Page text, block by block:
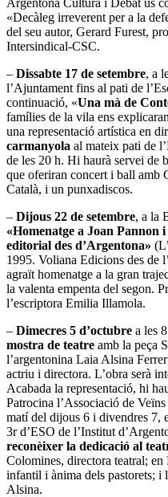
«Decàleg irreverent per a la
del seu autor, Gerard Furest,
Intersindical-CSC.
– Dissabte 17 de setembre, a
l’Ajuntament fins al pati de
continuació, «Una mà de
famílies de la vila ens
una representació artística en
carmanyola al mateix pati de
de les 20 h. Hi haurà servei de
que oferiran concert i ball amb
Català, i un punxadiscos.
– Dijous 22 de setembre, a la
«Homenatge a Joan Pannon
editorial des d’Argentona»
1995. Voliana Edicions des de
agraït homenatge a la gran
la valenta empenta del segon.
l’escriptora Emilia Illamola.
– Dimecres 5 d’octubre a les
mostra de teatre amb la peça
l’argentonina Laia Alsina
actriu i directora. L’obra serà
Acabada la representació, hi
Patrocina l’Associació de
matí del dijous 6 i divendres 7,
3r d’ESO de l’Institut
reconèixer la dedicació al
Colomines, directora teatral;
infantil i ànima dels pastorets; i
Alsina.